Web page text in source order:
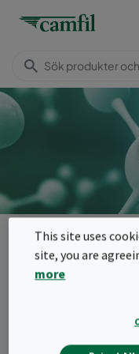
Produkter
Meny
Det molekylära
This site uses
site, you are
more